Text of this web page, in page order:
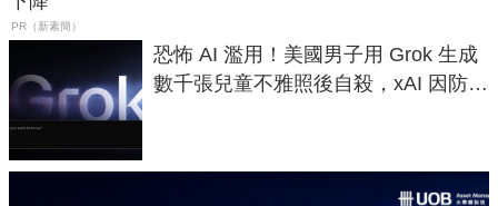
PR（新素簡）
恐怖 AI 濫用！美國男子用 Grok 生成
數千張兒童不雅照後自殺，xAI 因防護